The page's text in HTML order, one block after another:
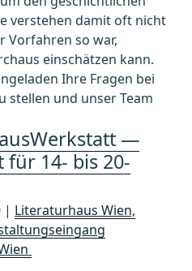
verstehen damit oft nicht
Vorfahren so war,
einschätzen kann.
Ihre Fragen bei
stellen und unser Team
—
für 14- bis 20-
| Literaturhaus Wien,